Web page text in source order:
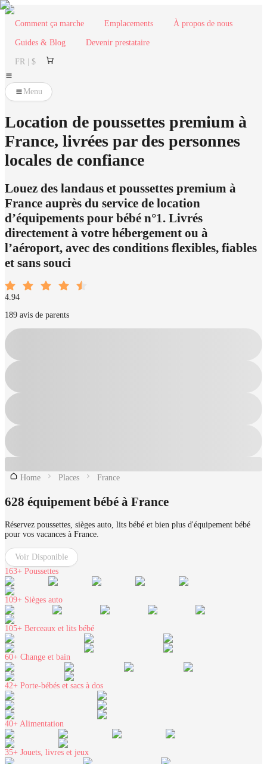
Comment ça marche Emplacements À propos de nous
Guides & Blog Devenir prestataire
FR | $
Menu
Location de poussettes premium à
France, livrées par des personnes
locales de confiance
Louez des landaus et poussettes premium à
France auprès du service de location
d’équipements pour bébé n°1. Livrés
directement à votre hébergement ou à
l’aéroport, avec des conditions flexibles, fiables
et sans souci
4.94
189 avis de parents
Home Places France
628 équipement bébé à France
Réservez poussettes, sièges auto, lits bébé et bien plus d'équipement bébé
pour vos vacances à France.
Voir Disponible
163+ Poussettes
109+ Sièges auto
105+ Berceaux et lits bébé
60+ Change et bain
42+ Porte-bébés et sacs à dos
40+ Alimentation
35+ Jouets, livres et jeux